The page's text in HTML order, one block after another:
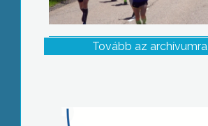
Tovább az archívumra